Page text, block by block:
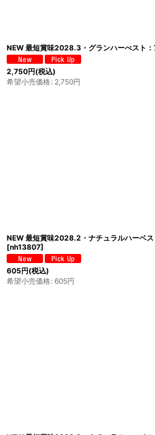
NEW 最短賞味2028.3・グランハーべスト
2,750円(税込)
希望小売価格: 2,750円
NEW 最短賞味2028.2・ナチュラルハーベ
[nh13807]
605円(税込)
希望小売価格: 605円